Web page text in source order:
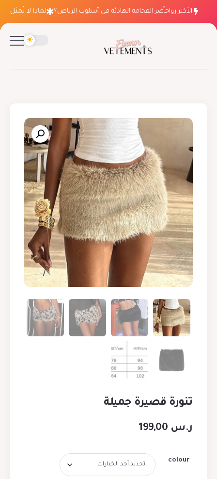
الأكثر رواجاً
لماذا ينتصر الفخامة الهادئة في أسلوب الرياض؟ لماذا لا تُمثل
تنورة قصيرة جميلة
ر.س
colour